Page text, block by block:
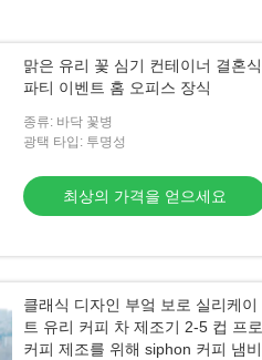
맑은 유리 꽃 심기 컨테이너 결혼식
파티 이벤트 홈 오피스 장식
종류: 바닥 꽃병
광택 타입: 투명성
최상의 가격을 얻으세요
클래식 디자인 부엌 보로 실리케이
트 유리 커피 차 제조기 2-5 컵 프로
커피 제조를 위해 siphon 커피 냄비